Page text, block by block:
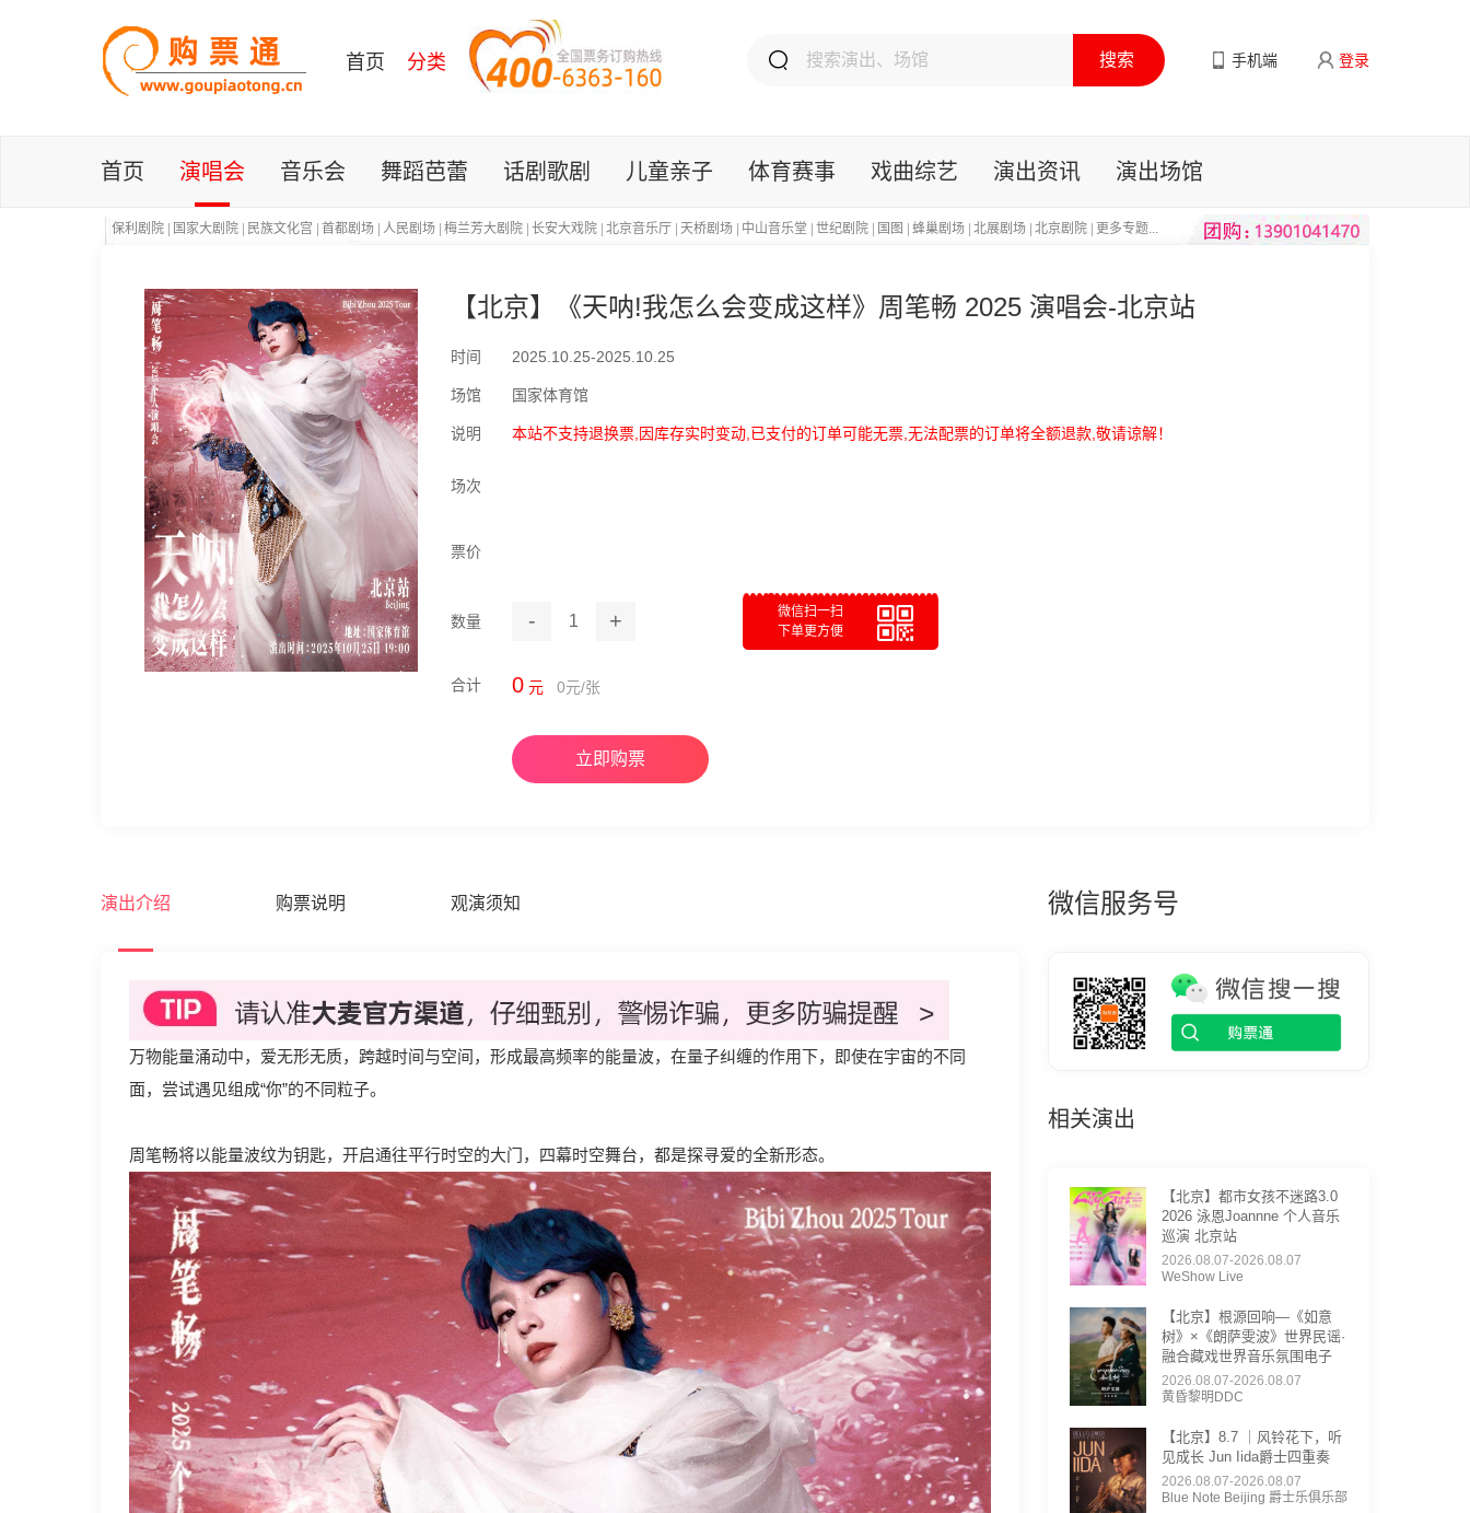
首页 分类 手机端 登录
首页 演唱会 音乐会 舞蹈芭蕾 话剧歌剧 儿童亲子 体育赛事 戏曲综艺 演出资讯 演出场馆
保利剧院 国家大剧院 民族文化宫 首都剧场 人民剧场 梅兰芳大剧院 长安大戏院 北京音乐厅 天桥剧场 中山音乐堂 世纪剧院 国图 蜂巢剧场 北展剧场 北京剧院 更多专题...
【北京】《天呐!我怎么会变成这样》周笔畅 2025 演唱会-北京站
时间 2025.10.25-2025.10.25
场馆 国家体育馆
说明 本站不支持退换票,因库存实时变动,已支付的订单可能无票,无法配票的订单将全额退款,敬请谅解！
场次
票价
数量 - 1 +
微信扫一扫
下单更方便
合计 0 元 0元/张
立即购票
演出介绍 购票说明 观演须知
万物能量涌动中，爱无形无质，跨越时间与空间，形成最高频率的能量波，在量子纠缠的作用下，即使在宇宙的不同
面，尝试遇见组成“你”的不同粒子。
周笔畅将以能量波纹为钥匙，开启通往平行时空的大门，四幕时空舞台，都是探寻爱的全新形态。
微信服务号
相关演出
【北京】都市女孩不迷路3.0
2026 泳恩Joannne 个人音乐
巡演 北京站
2026.08.07-2026.08.07
WeShow Live
【北京】根源回响—《如意
树》×《朗萨雯波》世界民谣·
融合藏戏世界音乐氛围电子
2026.08.07-2026.08.07
黄昏黎明DDC
【北京】8.7 ｜风铃花下，听
见成长 Jun Iida爵士四重奏
2026.08.07-2026.08.07
Blue Note Beijing 爵士乐俱乐部